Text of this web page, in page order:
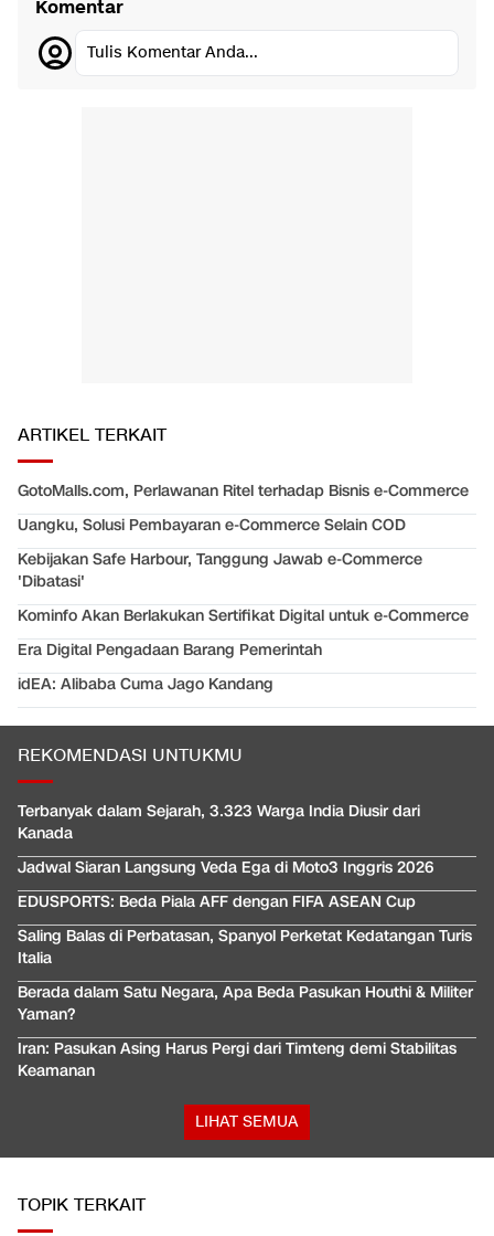
Komentar
Tulis Komentar Anda...
ARTIKEL TERKAIT
GotoMalls.com, Perlawanan Ritel terhadap Bisnis e-Commerce
Uangku, Solusi Pembayaran e-Commerce Selain COD
Kebijakan Safe Harbour, Tanggung Jawab e-Commerce
'Dibatasi'
Kominfo Akan Berlakukan Sertifikat Digital untuk e-Commerce
Era Digital Pengadaan Barang Pemerintah
idEA: Alibaba Cuma Jago Kandang
REKOMENDASI UNTUKMU
Terbanyak dalam Sejarah, 3.323 Warga India Diusir dari
Kanada
Jadwal Siaran Langsung Veda Ega di Moto3 Inggris 2026
EDUSPORTS: Beda Piala AFF dengan FIFA ASEAN Cup
Saling Balas di Perbatasan, Spanyol Perketat Kedatangan Turis
Italia
Berada dalam Satu Negara, Apa Beda Pasukan Houthi & Militer
Yaman?
Iran: Pasukan Asing Harus Pergi dari Timteng demi Stabilitas
Keamanan
LIHAT SEMUA
TOPIK TERKAIT